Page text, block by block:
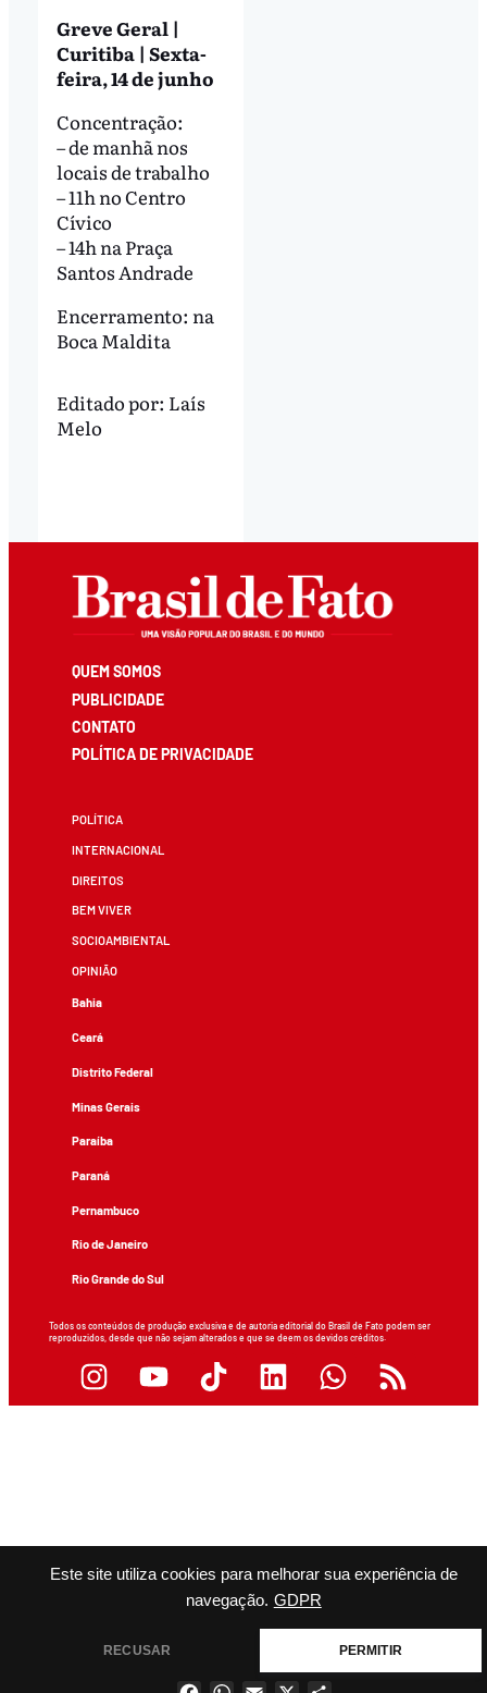
Este site utiliza cookies para melhorar sua experiência de
navegação. GDPR
RECUSAR PERMITIR
Greve Geral |
Curitiba | Sexta-
feira, 14 de junho
Concentração:
– de manhã nos
locais de trabalho
– 11h no Centro
Cívico
– 14h na Praça
Santos Andrade
Encerramento: na
Boca Maldita
Editado por: Laís
Melo
QUEM SOMOS
PUBLICIDADE
CONTATO
POLÍTICA DE PRIVACIDADE
POLÍTICA
INTERNACIONAL
DIREITOS
BEM VIVER
SOCIOAMBIENTAL
OPINIÃO
Bahia
Ceará
Distrito Federal
Minas Gerais
Paraíba
Paraná
Pernambuco
Rio de Janeiro
Rio Grande do Sul
Todos os conteúdos de produção exclusiva e de autoria editorial do Brasil de Fato podem ser
reproduzidos, desde que não sejam alterados e que se deem os devidos créditos.